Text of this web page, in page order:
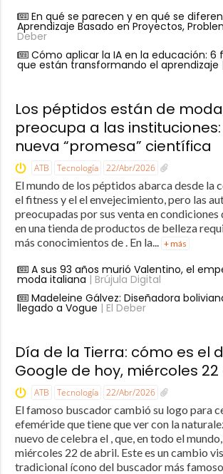
En qué se parecen y en qué se
Aprendizaje Basado en Proyectos,
Deber
Cómo aplicar la IA en la educación: 6
que están transformando el aprendizaje
Los péptidos están de
preocupa a las
nueva “promesa” científica
ATB Tecnología 22/Abr/2026
El mundo de los péptidos abarca desde la
el fitness y el el envejecimiento, pero las
preocupadas por sus venta en condiciones
en una tienda de productos de belleza
más conocimientos de . En la... + más
A sus 93 años murió Valentino, el
moda italiana | Brújula Digital
Madeleine Gálvez: Diseñadora
llegado a Vogue | El Deber
Día de la Tierra: cómo es el
Google de hoy, miércoles
ATB Tecnología 22/Abr/2026
El famoso buscador cambió su logo para
efeméride que tiene que ver con la
nuevo de celebra el , que, en todo el mundo,
miércoles 22 de abril. Este es un cambio
tradicional ícono del buscador más